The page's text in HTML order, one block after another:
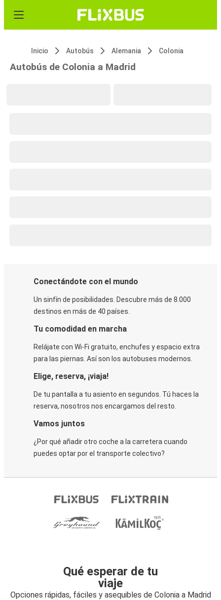
Inicio Autobús Alemania Colonia
Autobús de Colonia a Madrid
Conectándote con el mundo
Un sinfín de posibilidades. Descubre más de 8.000
destinos en más de 40 países.
Tu comodidad en marcha
Relájate con Wi-Fi gratuito, enchufes y espacio extra
para las piernas. Así son los autobuses modernos.
Elige, reserva, ¡viaja!
De tu pantalla a tu asiento en segundos. Tú haces la
reserva, nosotros nos encargamos del resto.
Vamos juntos
¿Por qué añadir otro coche a la carretera cuando
puedes optar por el transporte colectivo?
Qué esperar de tu
viaje
Opciones rápidas, fáciles y asequibles de Colonia a Madrid